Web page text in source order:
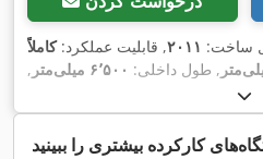
ساخت: ۲۰۱۱, قابلیت عملکرد:کاملاً
, طول داخلی: ۶٬۵۰۰ میلی‌متر
,
, ارتفاع داخلی:
, طول قطعه کار (حداکثر):۶٬۵۰۰
میلی‌متر
, تجهیزات: کابین
کارکرده بیشتری را ببینید